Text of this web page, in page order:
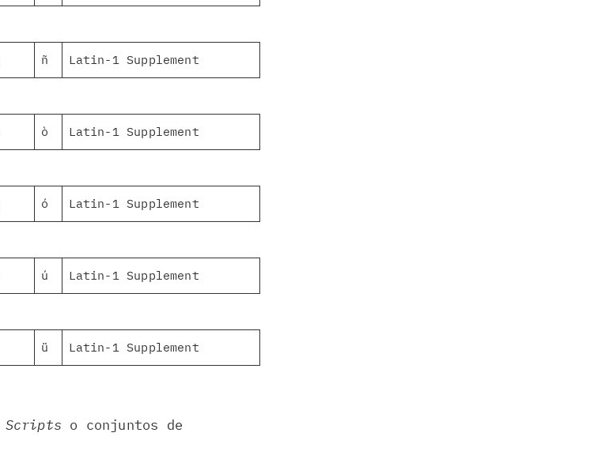
ñ Latin-1 Supplement
ò Latin-1 Supplement
ó Latin-1 Supplement
ú Latin-1 Supplement
ü Latin-1 Supplement
Scripts o conjuntos de